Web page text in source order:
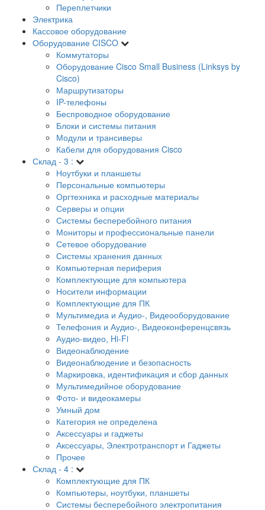
Переплетчики
Электрика
Кассовое оборудование
Оборудование CISCO
Коммутаторы
Оборудование Cisco Small Business (Linksys by
Cisco)
Маршрутизаторы
IP-телефоны
Беспроводное оборудование
Блоки и системы питания
Модули и трансиверы
Кабели для оборудования Cisco
Склад - 3 :
Ноутбуки и планшеты
Персональные компьютеры
Оргтехника и расходные материалы
Серверы и опции
Системы бесперебойного питания
Мониторы и профессиональные панели
Сетевое оборудование
Системы хранения данных
Компьютерная периферия
Комплектующие для компьютера
Носители информации
Комплектующие для ПК
Мультимедиа и Аудио-, Видеооборудование
Телефония и Аудио-, Видеоконференцсвязь
Аудио-видео, Hi-Fi
Видеонаблюдение
Видеонаблюдение и безопасность
Маркировка, идентификация и сбор данных
Мультимедийное оборудование
Фото- и видеокамеры
Умный дом
Категория не определена
Аксессуары и гаджеты
Аксессуары, Электротранспорт и Гаджеты
Прочее
Склад - 4 :
Комплектующие для ПК
Компьютеры, ноутбуки, планшеты
Системы бесперебойного электропитания